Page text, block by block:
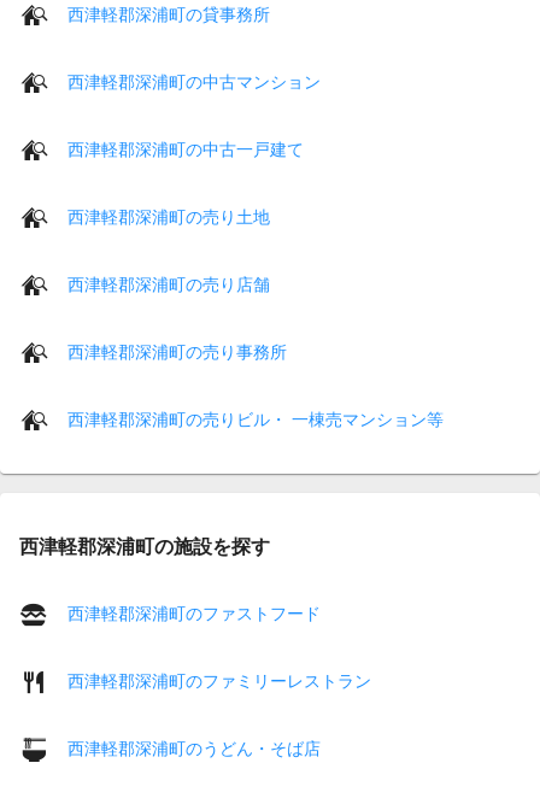
西津軽郡深浦町の貸事務所
西津軽郡深浦町の中古マンション
西津軽郡深浦町の中古一戸建て
西津軽郡深浦町の売り土地
西津軽郡深浦町の売り店舗
西津軽郡深浦町の売り事務所
西津軽郡深浦町の売りビル・ 一棟売マンション等
西津軽郡深浦町の施設を探す
西津軽郡深浦町のファストフード
西津軽郡深浦町のファミリーレストラン
西津軽郡深浦町のうどん・そば店